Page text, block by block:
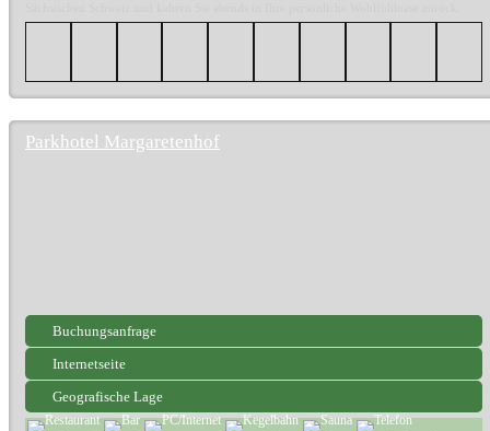
Parkhotel Margaretenhof
Buchungsanfrage
Internetseite
Geografische Lage